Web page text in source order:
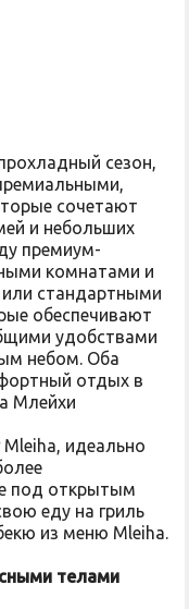
сезон,
сочетают
и небольших
премиум-
комнатами и
стандартными
обеспечивают
удобствами
небом. Оба
отдых в
Млейхи
Mleiha, идеально
под открытым
еду на гриль
из меню Mleiha.
телами